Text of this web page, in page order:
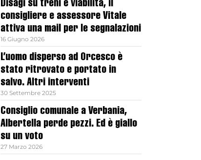
Disagi su treni e viabilità, il
consigliere e assessore Vitale
attiva una mail per le segnalazioni
16 Giugno 2026
L’uomo disperso ad Orcesco è
stato ritrovato e portato in
salvo. Altri interventi
30 Settembre 2025
Consiglio comunale a Verbania,
Albertella perde pezzi. Ed è giallo
su un voto
27 Marzo 2026